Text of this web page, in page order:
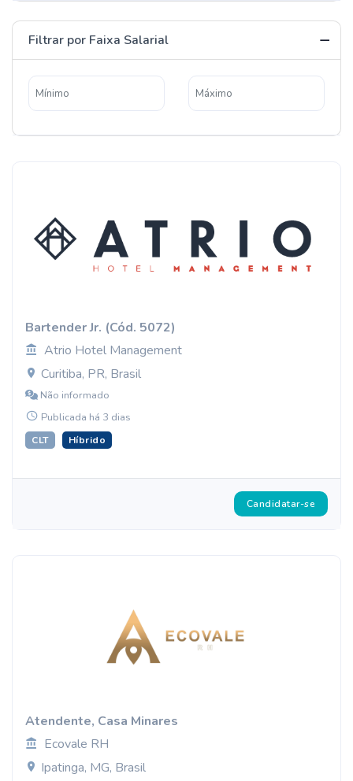
Filtrar por Faixa Salarial
Bartender Jr. (Cód. 5072)
Atrio Hotel Management
Curitiba, PR, Brasil
Não informado
Publicada há 3 dias
CLT Híbrido
Candidatar-se
Atendente, Casa Minares
Ecovale RH
Ipatinga, MG, Brasil